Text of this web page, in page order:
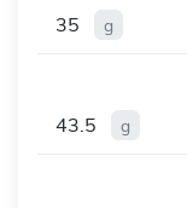
35
g
43.5
g